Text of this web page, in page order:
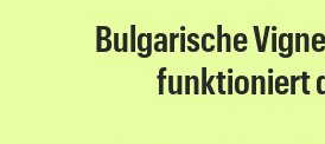
Bulgarische
funktioniert